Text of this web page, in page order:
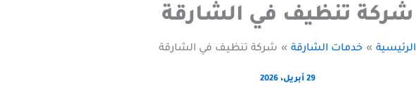
شركة تنظيف في الشارقة
الرئيسية خدمات الشارقة شركة تنظيف في الشارقة
29 أبريل، 2026